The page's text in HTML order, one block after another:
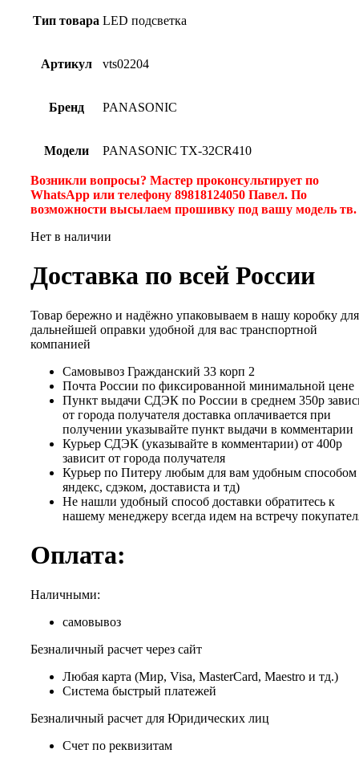
Тип товара LED подсветка
Артикул vts02204
Бренд PANASONIC
Модели PANASONIC TX-32CR410
Возникли вопросы? Мастер проконсультирует по
WhatsApp или телефону 89818124050 Павел. По
возможности высылаем прошивку под вашу модель тв.
Нет в наличии
Доставка по всей России
Товар бережно и надёжно упаковываем в нашу коробку для
дальнейшей оправки удобной для вас транспортной
компанией
Самовывоз Гражданский 33 корп 2
Почта России по фиксированной минимальной цене
Пункт выдачи СДЭК по России в среднем 350р
от города получателя доставка оплачивается при
получении указывайте пункт выдачи в комментарии
Курьер СДЭК (указывайте в комментарии) от 400р
зависит от города получателя
Курьер по Питеру любым для вам удобным способом
яндекс, сдэком, достависта и тд)
Не нашли удобный способ доставки обратитесь к
нашему менеджеру всегда идем на встречу
Оплата:
Наличными:
самовывоз
Безналичный расчет через сайт
Любая карта (Мир, Visa, MasterCard, Maestro и тд.)
Система быстрый платежей
Безналичный расчет для Юридических лиц
Счет по реквизитам